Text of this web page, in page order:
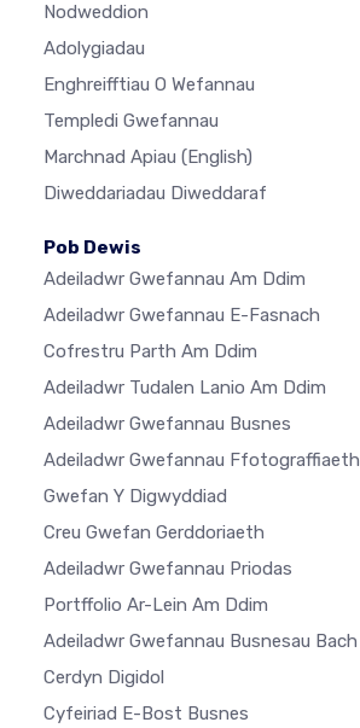
Nodweddion
Adolygiadau
Enghreifftiau O Wefannau
Templedi Gwefannau
Marchnad Apiau (English)
Diweddariadau Diweddaraf
Pob Dewis
Adeiladwr Gwefannau Am Ddim
Adeiladwr Gwefannau E-Fasnach
Cofrestru Parth Am Ddim
Adeiladwr Tudalen Lanio Am Ddim
Adeiladwr Gwefannau Busnes
Adeiladwr Gwefannau Ffotograffiaeth
Gwefan Y Digwyddiad
Creu Gwefan Gerddoriaeth
Adeiladwr Gwefannau Priodas
Portffolio Ar-Lein Am Ddim
Adeiladwr Gwefannau Busnesau Bach
Cerdyn Digidol
Cyfeiriad E-Bost Busnes